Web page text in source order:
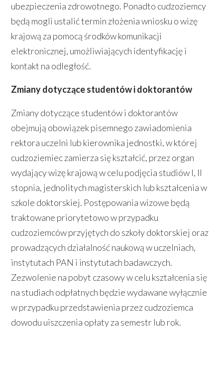
ubezpieczenia zdrowotnego. Ponadto cudzoziemcy
będą mogli ustalić termin złożenia wniosku o wizę
krajową za pomocą środków komunikacji
elektronicznej, umożliwiających identyfikację i
kontakt na odległość.
Zmiany dotyczące studentów i doktorantów
Zmiany dotyczące studentów i doktorantów
obejmują obowiązek pisemnego zawiadomienia
rektora uczelni lub kierownika jednostki, w której
cudzoziemiec zamierza się kształcić, przez organ
wydający wizę krajową w celu podjęcia studiów I, II
stopnia, jednolitych magisterskich lub kształcenia w
szkole doktorskiej. Postępowania wizowe będą
traktowane priorytetowo w przypadku
cudzoziemców przyjętych do szkoły doktorskiej oraz
prowadzących działalność naukową w uczelniach,
instytutach PAN i instytutach badawczych.
Zezwolenie na pobyt czasowy w celu kształcenia się
na studiach odpłatnych będzie wydawane wyłącznie
w przypadku przedstawienia przez cudzoziemca
dowodu uiszczenia opłaty za semestr lub rok.